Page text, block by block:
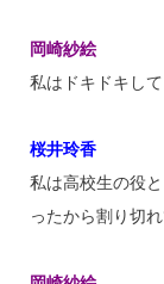
岡崎紗絵
私はドキドキして
桜井玲香
私は高校生の役
ったから割り切れ